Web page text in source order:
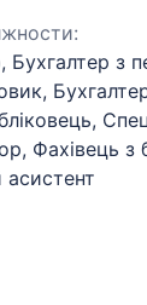
Бухгалтер з
Фахівець з
асистент